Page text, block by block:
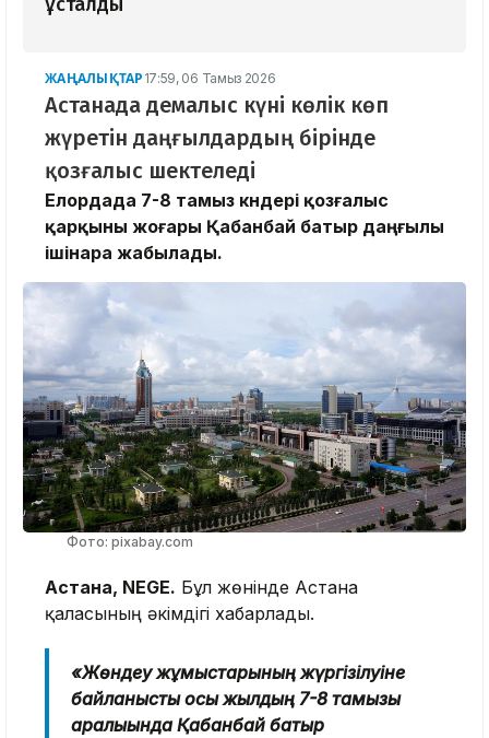
ЖАҢАЛЫҚТАР 17:59, 06 Тамыз 2026
Астанада демалыс күні көлік көп
жүретін даңғылдардың бірінде
қозғалыс шектеледі
Елордада 7-8 тамыз күндері қозғалыс
қарқыны жоғары Қабанбай батыр даңғылы
ішінара жабылады.
Фото: pixabay.com
Астана, NEGE. Бұл жөнінде Астана
қаласының әкімдігі хабарлады.
«Жөндеу жұмыстарының жүргізілуіне
байланысты осы жылдың 7-8 тамызы
аралығында Қабанбай батыр